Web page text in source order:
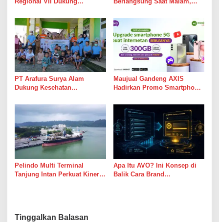
Aparatur Perkebunan Lewat
Pelatihan Avenza Maps di
Way Kanan
Petugas
PT Arafura Surya Alam
Dukung Kesehatan
Massal di Kotabunan
Maujual Gandeng AXIS
Hadirkan Promo Smartphone
Kuota
Pelindo Multi Terminal
Tanjung Intan Perkuat Kinerja
Apa Itu AVO? Ini Konsep di
Balik Cara Brand
Tinggalkan Balasan